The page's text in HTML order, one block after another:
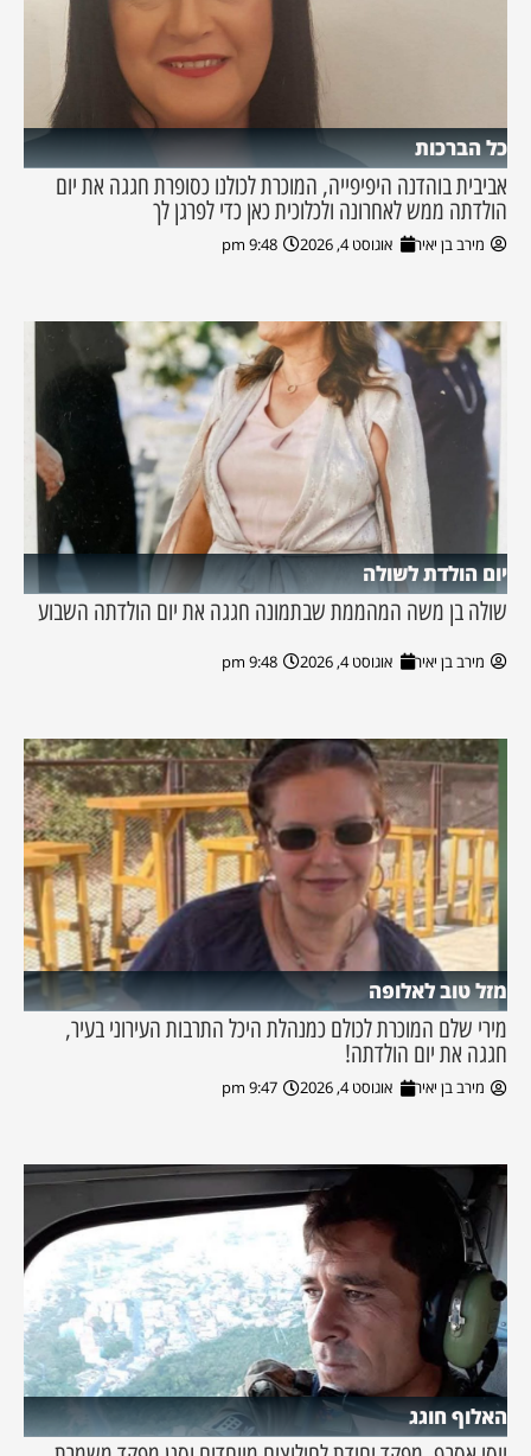
כל הברכות
אביבית בוהדנה היפיפייה, המוכרת לכולנו כסופרת חגגה את יום
הולדתה ממש לאחרונה ולכלוכית כאן כדי לפרגן לך
מירב בן יאיר אוגוסט 4, 2026 9:48 pm
יום הולדת לשולה
שולה בן משה המהממת שבתמונה חגגה את יום הולדתה השבוע
מירב בן יאיר אוגוסט 4, 2026 9:48 pm
מזל טוב לאלופה
מירי שלם המוכרת לכולם כמנהלת היכל התרבות העירוני בעיר,
חגגה את יום הולדתה!
מירב בן יאיר אוגוסט 4, 2026 9:47 pm
האלוף חוגג